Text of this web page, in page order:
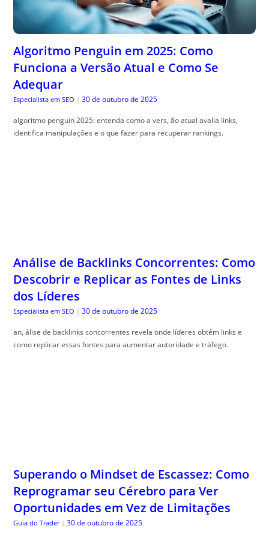
Algoritmo Penguin em 2025: Como
Funciona a Versão Atual e Como Se
Adequar
Especialista em SEO | 30 de outubro de 2025
algoritmo penguin 2025: entenda como a vers, ão atual avalia links,
identifica manipulações e o que fazer para recuperar rankings.
Análise de Backlinks Concorrentes: Como
Descobrir e Replicar as Fontes de Links
dos Líderes
Especialista em SEO | 30 de outubro de 2025
an, álise de backlinks concorrentes revela onde líderes obtêm links e
como replicar essas fontes para aumentar autoridade e tráfego.
Superando o Mindset de Escassez: Como
Reprogramar seu Cérebro para Ver
Oportunidades em Vez de Limitações
Guia do Trader | 30 de outubro de 2025